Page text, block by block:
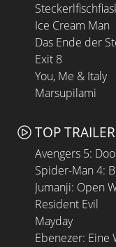
Ice Cream Man
Das Ende der
Exit 8
You, Me & Italy
Marsupilami
TOP TRAILER
Avengers 5:
Spider-Man 4:
Jumanji: Open
Resident Evil
Mayday
Ebenezer: Eine